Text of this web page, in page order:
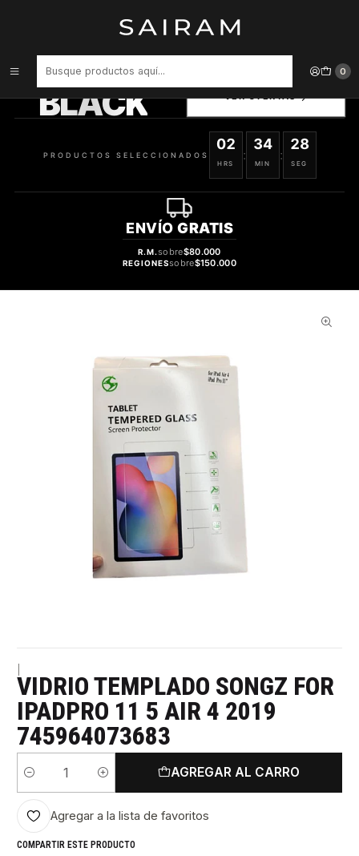
0
Vidrio Templado Songz For Ipadpro 11 5 Air 4 2019 745964073683
BLACK
SELECCIONADOS
PRODUCTOS SELECCIONADOS
02
HRS
:
34
MIN
:
27
SEG
ENVÍO GRATIS
R.M.sobre$80.000
REGIONESsobre$150.000
VIDRIO TEMPLADO SONGZ FOR
IPADPRO 11 5 AIR 4 2019
745964073683
Cantidad
AGREGAR AL CARRO
Agregar a la lista de favoritos
COMPARTIR ESTE PRODUCTO